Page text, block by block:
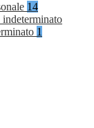
14
indeterminato
1